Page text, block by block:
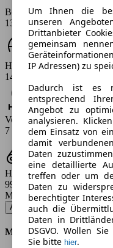
Beschleunigung (0-100
13.2 - 17.7 s
Höchstgeschwindigkeit
145 - 161 km/h
Verbrauch
7 - 7.6 l/100km
Hubraum
998 - 1229 ccm
Modellbezeichnung :
Agila 1.0 12 V Edition - 44
Motor & Leistung
Um Ihnen die
unseren
Drittanbieter
gemeinsam
IP Adressen) zu
Dadurch ist es
entsprechend
Angebot zu
analysieren.
dem Einsatz von
damit
Daten
eine detaillierte
treffen oder um
Daten zu
berechtigter
auch die
Daten in
DSGVO. Wollen Sie
Sie bitte hier.